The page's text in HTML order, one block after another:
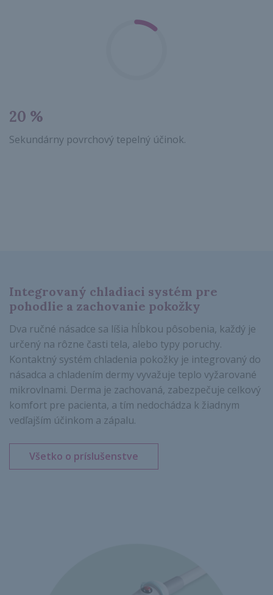
20 %
Sekundárny povrchový tepelný účinok.
Integrovaný chladiaci systém pre
pohodlie a zachovanie pokožky
Dva ručné násadce sa líšia hĺbkou pôsobenia, každý je
určený na rôzne časti tela, alebo typy poruchy.
Kontaktný systém chladenia pokožky je integrovaný do
násadca a chladením dermy vyvažuje teplo vyžarované
mikrovlnami. Derma je zachovaná, zabezpečuje celkový
komfort pre pacienta, a tím nedochádza k žiadnym
vedľajším účinkom a zápalu.
Všetko o príslušenstve